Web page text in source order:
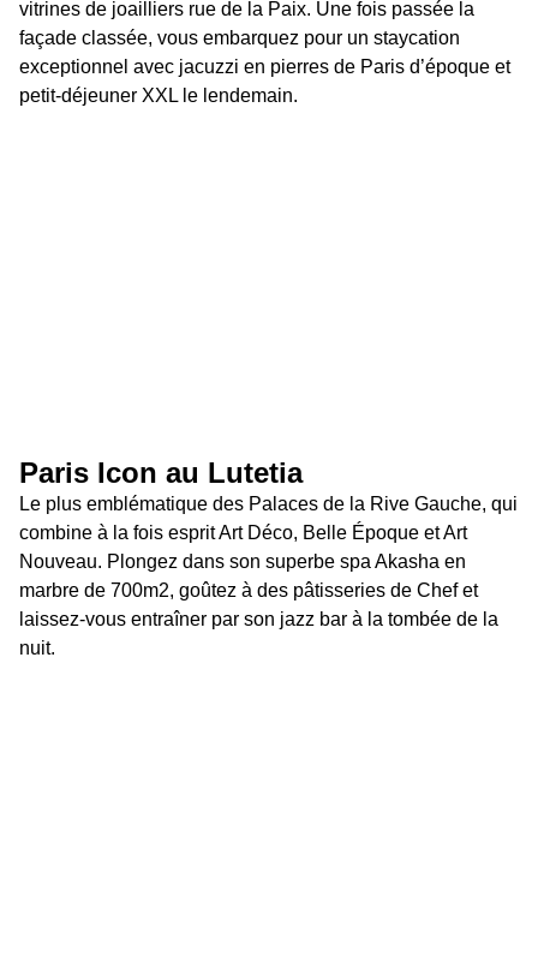
vitrines de joailliers rue de la Paix. Une fois passée la
façade classée, vous embarquez pour un staycation
exceptionnel avec jacuzzi en pierres de Paris d’époque et
petit-déjeuner XXL le lendemain.
Paris Icon au Lutetia
Le plus emblématique des Palaces de la Rive Gauche, qui
combine à la fois esprit Art Déco, Belle Époque et Art
Nouveau. Plongez dans son superbe spa Akasha en
marbre de 700m2, goûtez à des pâtisseries de Chef et
laissez-vous entraîner par son jazz bar à la tombée de la
nuit.